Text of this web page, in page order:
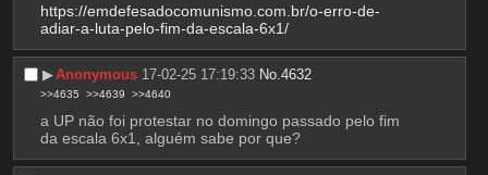
https://emdefesadocomunismo.com.br/o-erro-de-
adiar-a-luta-pelo-fim-da-escala-6x1/
▶︎Anonymous 17-02-25 17:19:33 No.4632
>>4635 >>4639 >>4640
a UP não foi protestar no domingo passado pelo fim
da escala 6x1, alguém sabe por que?